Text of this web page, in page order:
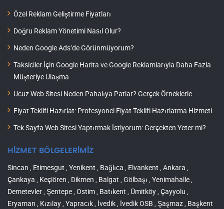
Özel Reklam Geliştirme Fiyatları
Doğru Reklam Yönetimi Nasıl Olur?
Neden Google Ads’de Görünmüyorum?
Taksiciler İçin Google Harita ve Google Reklamlarıyla Daha Fazla
Müşteriye Ulaşma
Ucuz Web Sitesi Neden Pahalıya Patlar? Gerçek Örneklerle
Fiyat Teklifi Hazırlat: Profesyonel Fiyat Teklifi Hazırlatma Hizmeti
Tek Sayfa Web Sitesi Yaptırmak İstiyorum: Gerçekten Yeter mi?
HİZMET BÖLGELERİMİZ
Sincan , Etimesgut , Yenikent , Bağlıca , Elvankent , Ankara ,
Çankaya , Keçiören , Dikmen , Balgat , Gölbaşı , Yenimahalle ,
Demetevler , Şentepe , Ostim , Batıkent , Ümitköy , Çayyolu ,
Eryaman , Kızılay , Yapracık , İvedik , İvedik OSB , Şaşmaz , Başkent